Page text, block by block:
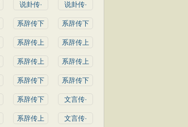
说卦传· 说卦传·
系辞传下 系辞传下
系辞传上 系辞传上
系辞传上 系辞传上
系辞传下 系辞传下
系辞传下 文言传·
系辞传上 文言传·